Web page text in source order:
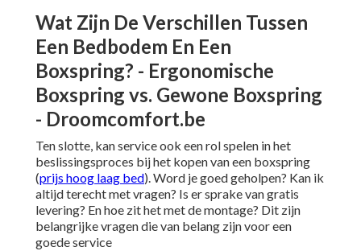
Wat Zijn De Verschillen Tussen
Een Bedbodem En Een
Boxspring? - Ergonomische
Boxspring vs. Gewone Boxspring
- Droomcomfort.be
Ten slotte, kan service ook een rol spelen in het
beslissingsproces bij het kopen van een boxspring
(prijs hoog laag bed). Word je goed geholpen? Kan ik
altijd terecht met vragen? Is er sprake van gratis
levering? En hoe zit het met de montage? Dit zijn
belangrijke vragen die van belang zijn voor een
goede service